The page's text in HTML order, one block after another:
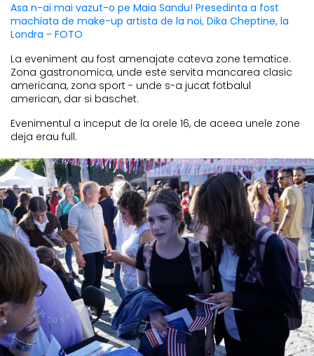
Asa n-ai mai vazut-o pe Maia Sandu! Presedinta a fost
machiata de make-up artista de la noi, Dika Cheptine, la
Londra - FOTO
La eveniment au fost amenajate cateva zone tematice.
Zona gastronomica, unde este servita mancarea clasic
americana, zona sport - unde s-a jucat fotbalul
american, dar si baschet.
Evenimentul a inceput de la orele 16, de aceea unele zone
deja erau full.